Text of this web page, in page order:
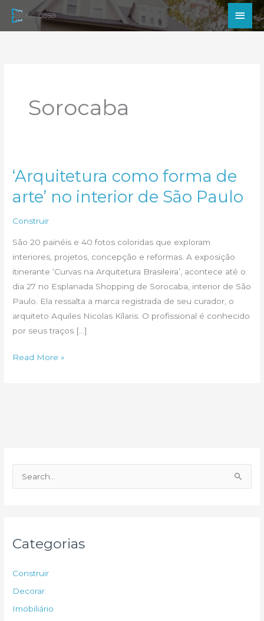
para
Sorocaba
‘Arquitetura como forma de
arte’ no interior de São Paulo
Construir
São 20 painéis e 40 fotos coloridas que exploram
interiores, projetos, concepção e reformas. A exposição
itinerante ‘Curvas na Arquitetura Brasileira’, acontece até o
dia 27 no Esplanada Shopping de Sorocaba, interior de São
Paulo. Ela ressalta a marca registrada de seu curador, o
arquiteto Aquiles Nicolas Kílaris. O profissional é conhecido
por seus traços […]
‘Arquitetura
São
Paulo
Read More »
e
p
Categorias
Construir
Decorar
Imobiliário